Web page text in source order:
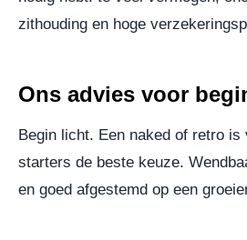
zithouding en hoge
Ons advies voor
Begin licht. Een naked of retro is
starters de beste keuze.
en goed afgestemd op een